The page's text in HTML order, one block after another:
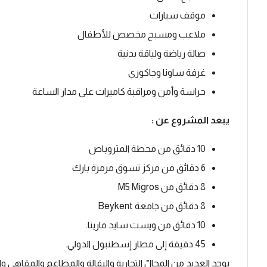
موقف سيارات
ملاعب ومسبح مخصص للأطفال
صالة رياضة ولياقة بدنية
غرفة ساونا وجاكوزي
حراسة وأمن ومراقبة كاميرات على مدار الساعة
يبعد المشروع عن :
10 دقائق من محطة المتروباص
6 دقائق من مركز تسوق مرمرة بارك
8 دقائق من M5 Migros
8 دقائق من جامعة Beykent
10 دقائق من ويست سايد مارينا.
45 دقيقة إلى مطار إسطنبول الدولي.
يوجد العديد من المحالّ التجارية والبقالة والمطاعم